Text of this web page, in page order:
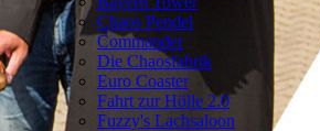
Chaos Pendel
Commander
Die Chaosfabrik
Euro Coaster
Fahrt zur Hölle 2.0
Fuzzy's Lachsaloon